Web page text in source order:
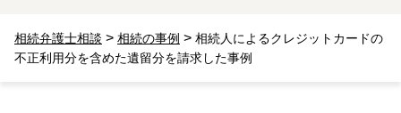
相続弁護士相談 > 相続の事例 > 相続人によるクレジットカードの
不正利用分を含めた遺留分を請求した事例